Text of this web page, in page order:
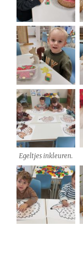
Egeltjes inkleuren.